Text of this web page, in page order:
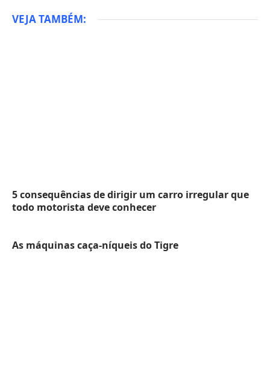
VEJA TAMBÉM:
5 consequências de dirigir um carro irregular que
todo motorista deve conhecer
As máquinas caça-níqueis do Tigre